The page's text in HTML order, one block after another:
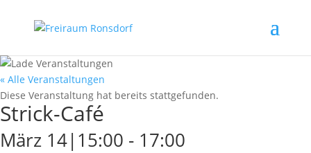
« Alle Veranstaltungen
Diese Veranstaltung hat bereits stattgefunden.
Strick-Café
März 14|15:00 - 17:00